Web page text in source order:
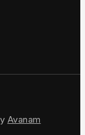
Avanam